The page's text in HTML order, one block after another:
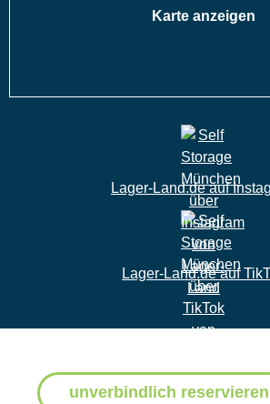
Karte anzeigen
Lager-Land.de auf
Lager-Land.de auf
unverbindlich reservieren